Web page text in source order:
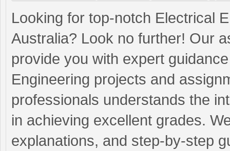
Looking for top-notch Electrical
Australia? Look no further! Our
provide you with expert
Engineering projects and
professionals understands the
in achieving excellent grades.
explanations, and step-by-step